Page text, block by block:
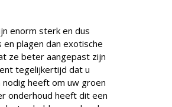
enorm sterk en dus
plagen dan exotische
ze beter aangepast zijn
tegelijkertijd dat u
heeft om uw groen
onderhoud heeft dit een